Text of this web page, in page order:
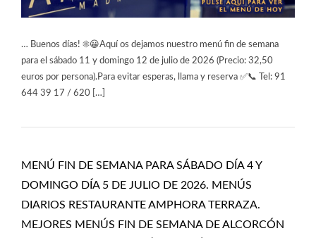
… Buenos días! ☀️😀Aquí os dejamos nuestro menú fin de semana
para el sábado 11 y domingo 12 de julio de 2026 (Precio: 32,50
euros por persona).Para evitar esperas, llama y reserva ✅📞 Tel: 91
644 39 17 / 620 […]
MENÚ FIN DE SEMANA PARA SÁBADO DÍA 4 Y
DOMINGO DÍA 5 DE JULIO DE 2026. MENÚS
DIARIOS RESTAURANTE AMPHORA TERRAZA.
MEJORES MENÚS FIN DE SEMANA DE ALCORCÓN